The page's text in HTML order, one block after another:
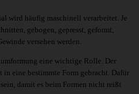
wird häufig maschinell verarbeitet. Je
gebogen, gepresst, geformt,
versehen werden.
eine wichtige Rolle. Der
eine bestimmte Form gebracht. Dafür
damit es beim Formen nicht reißt